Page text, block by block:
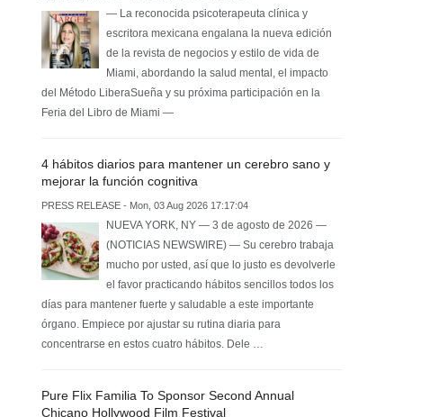
— La reconocida psicoterapeuta clínica y
escritora mexicana engalana la nueva edición
de la revista de negocios y estilo de vida de
Miami, abordando la salud mental, el impacto
del Método LiberaSueña y su próxima participación en la
Feria del Libro de Miami —
4 hábitos diarios para mantener un cerebro sano y
mejorar la función cognitiva
PRESS RELEASE - Mon, 03 Aug 2026 17:17:04
NUEVA YORK, NY — 3 de agosto de 2026 —
(NOTICIAS NEWSWIRE) — Su cerebro trabaja
mucho por usted, así que lo justo es devolverle
el favor practicando hábitos sencillos todos los
días para mantener fuerte y saludable a este importante
órgano. Empiece por ajustar su rutina diaria para
concentrarse en estos cuatro hábitos. Dele …
Pure Flix Familia To Sponsor Second Annual
Chicano Hollywood Film Festival